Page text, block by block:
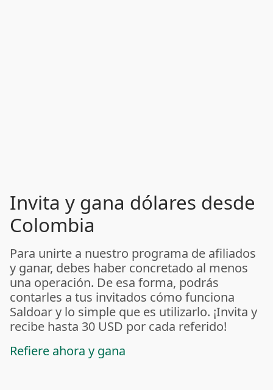
Invita y gana dólares desde
Colombia
Para unirte a nuestro programa de afiliados
y ganar, debes haber concretado al menos
una operación. De esa forma, podrás
contarles a tus invitados cómo funciona
Saldoar y lo simple que es utilizarlo. ¡Invita y
recibe hasta 30 USD por cada referido!
Refiere ahora y gana